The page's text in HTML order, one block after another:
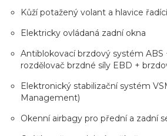
Kůží potažený volant a hlavice
Elektricky ovládaná zadní okna
Antiblokovací brzdový systém ABS
rozdělovač brzdné síly EBD +
Elektronický stabilizační systém
Management)
Okenní airbagy pro přední a zadní